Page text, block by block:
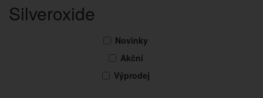
Silveroxide
Novinky
Akční
Výprodej